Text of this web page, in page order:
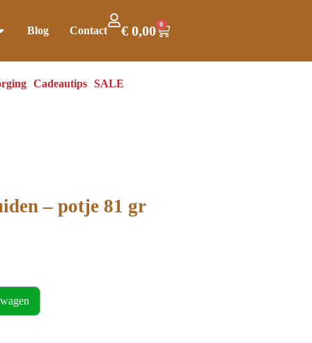
Blog Contact €0,00 0
Cadeautips SALE
– potje 81 gr